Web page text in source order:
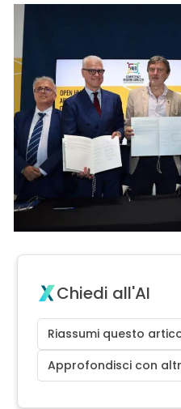
Chiedi all'AI
Riassumi questo
Approfondisci con